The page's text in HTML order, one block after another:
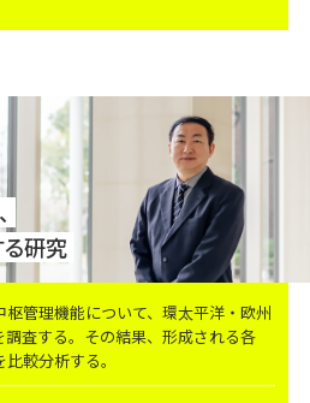
研究
管理機能について、環太平洋・欧州
査する。その結果、形成される各
較分析する。